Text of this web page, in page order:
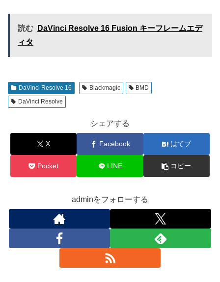
読む
DaVinci Resolve 16 Fusion キーフレームエデ
ィタ
DaVinci Resolve 16 Blackmagic
BMD
DaVinci Resolve
シェアする
X Facebook はてブ
Pocket LINE コピー
adminをフォローする